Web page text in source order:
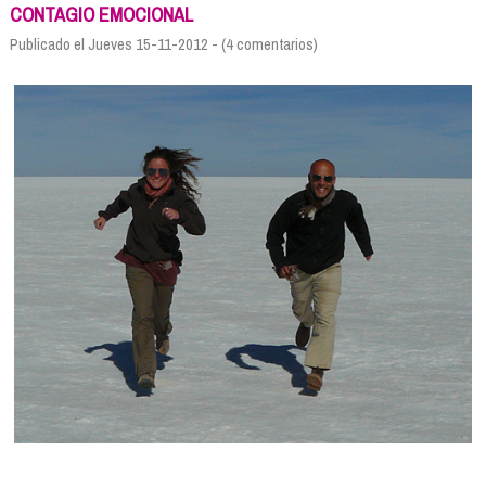
Info viajeros
CONTAGIO EMOCIONAL
Publicado el Jueves 15-11-2012 - (4 comentarios)